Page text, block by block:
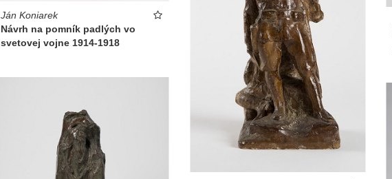
Ján Koniarek
Návrh na pomník padlých vo
svetovej vojne 1914-1918